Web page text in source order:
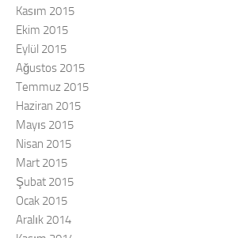
Kasım 2015
Ekim 2015
Eylül 2015
Ağustos 2015
Temmuz 2015
Haziran 2015
Mayıs 2015
Nisan 2015
Mart 2015
Şubat 2015
Ocak 2015
Aralık 2014